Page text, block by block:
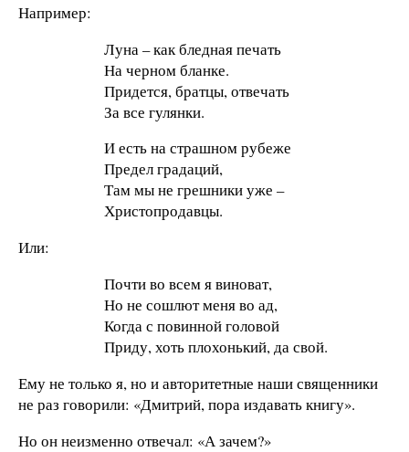
Например:
Луна – как бледная печать
На черном бланке.
Придется, братцы, отвечать
За все гулянки.
И есть на страшном рубеже
Предел градаций,
Там мы не грешники уже –
Христопродавцы.
Или:
Почти во всем я виноват,
Но не сошлют меня во ад,
Когда с повинной головой
Приду, хоть плохонький, да свой.
Ему не только я, но и авторитетные наши священники
не раз говорили: «Дмитрий, пора издавать книгу».
Но он неизменно отвечал: «А зачем?»